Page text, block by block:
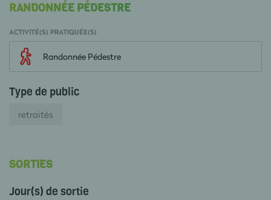
RANDONNÉE PÉDESTRE
ACTIVITÉ(S) PRATIQUÉE(S)
Randonnée Pédestre
Type de public
retraités
SORTIES
Jour(s) de sortie